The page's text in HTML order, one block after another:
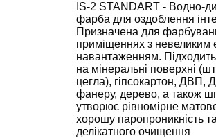
IS-2 STANDART - Водно-
фарба для оздоблення
Призначена для
приміщеннях з невеликим
навантаженням.
на мінеральні поверхні
цегла), гіпсокартон, ДВП,
фанеру, дерево, а також
утворює рівномірне
хорошу паропроникність та
делікатного очищення